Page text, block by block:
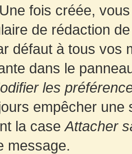
Une fois créée,
de rédaction
défaut à tous vos
dans le
les
empêcher une
la caseAttacher
message.